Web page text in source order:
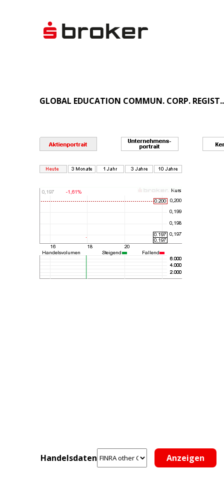
GLOBAL EDUCATION COMMUN. CORP.
Handelsdaten